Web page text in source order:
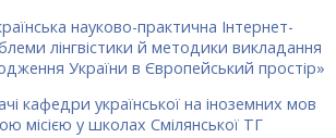
науково-практична Інтернет-
лінгвістики й методики викладання
України в Європейський простір»
кафедри української на іноземних мов
місією у школах Смілянської ТГ